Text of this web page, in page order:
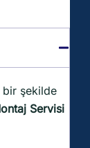
bir şekilde
Servisi